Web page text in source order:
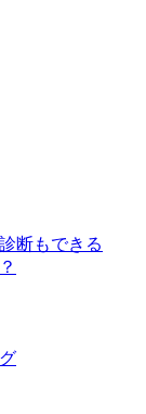
断もできる